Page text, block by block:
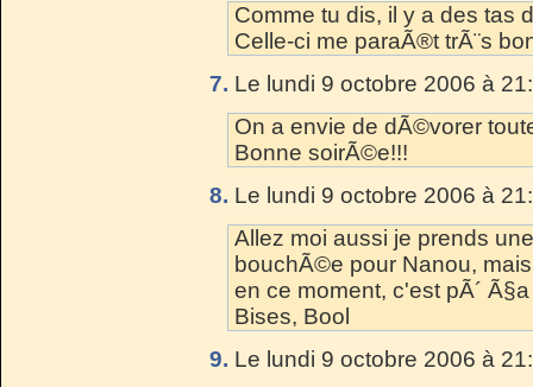
Comme tu dis, il y a des tas
Celle-ci me paraÃ®t trÃ¨s
7. Le lundi 9 octobre 2006 à
On a envie de dÃ©vorer
Bonne soirÃ©e!!!
8. Le lundi 9 octobre 2006 à
Allez moi aussi je prends
bouchÃ©e pour Nanou,
en ce moment, c'est pÃ´
Bises, Bool
9. Le lundi 9 octobre 2006 à